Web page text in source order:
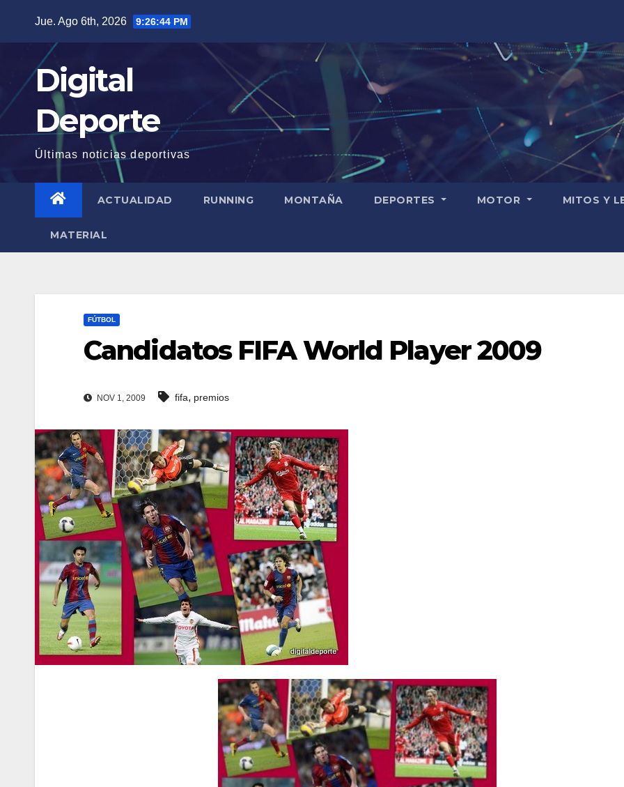
contenido
Jue. Ago 6th, 2026 9:26:45 PM
Digital
Deporte
Últimas noticias deportivas
ACTUALIDAD RUNNING MONTAÑA DEPORTES MOTOR MITOS Y
MATERIAL
FÚTBOL
Candidatos FIFA World Player 2009
NOV 1, 2009 fifa, premios